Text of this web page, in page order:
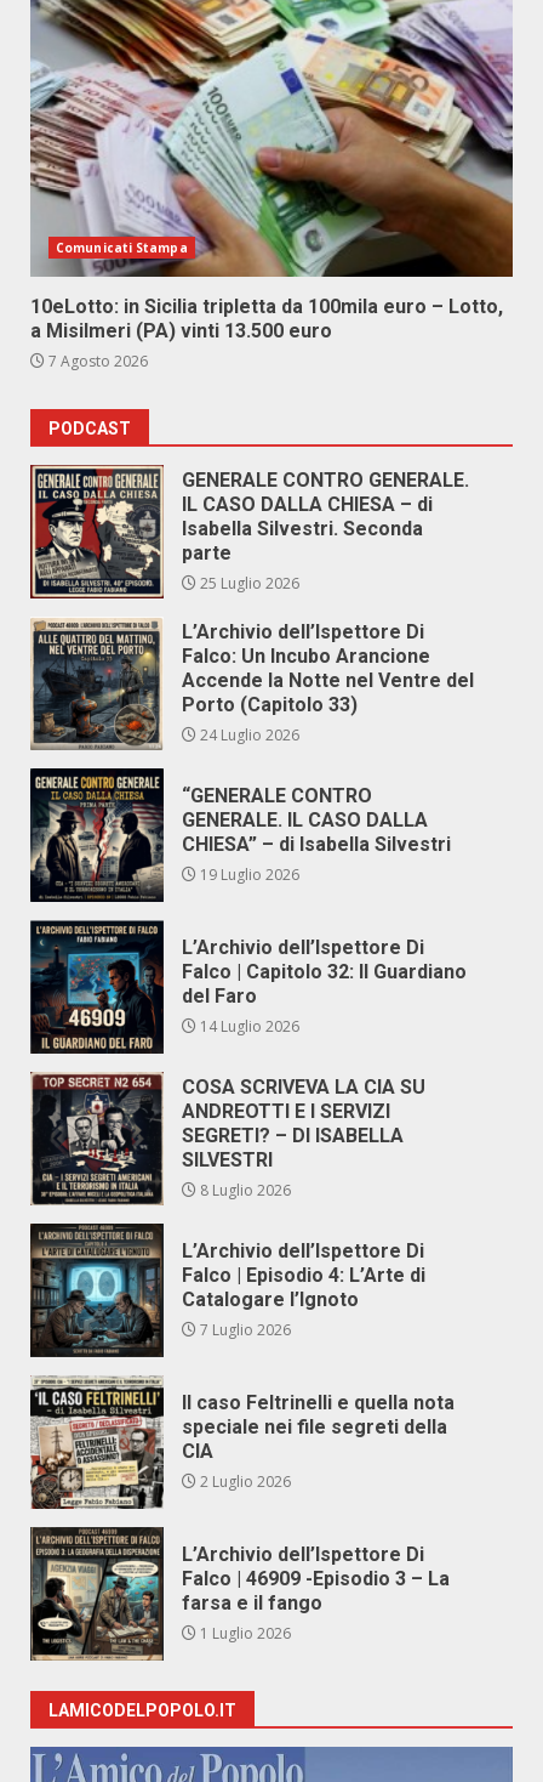
Comunicati Stampa
10eLotto: in Sicilia tripletta da 100mila euro – Lotto,
a Misilmeri (PA) vinti 13.500 euro
7 Agosto 2026
PODCAST
GENERALE CONTRO GENERALE.
IL CASO DALLA CHIESA – di
Isabella Silvestri. Seconda
parte
25 Luglio 2026
L’Archivio dell’Ispettore Di
Falco: Un Incubo Arancione
Accende la Notte nel Ventre del
Porto (Capitolo 33)
24 Luglio 2026
“GENERALE CONTRO
GENERALE. IL CASO DALLA
CHIESA” – di Isabella Silvestri
19 Luglio 2026
L’Archivio dell’Ispettore Di
Falco | Capitolo 32: Il Guardiano
del Faro
14 Luglio 2026
COSA SCRIVEVA LA CIA SU
ANDREOTTI E I SERVIZI
SEGRETI? – DI ISABELLA
SILVESTRI
8 Luglio 2026
L’Archivio dell’Ispettore Di
Falco | Episodio 4: L’Arte di
Catalogare l’Ignoto
7 Luglio 2026
Il caso Feltrinelli e quella nota
speciale nei file segreti della
CIA
2 Luglio 2026
L’Archivio dell’Ispettore Di
Falco | 46909 -Episodio 3 – La
farsa e il fango
1 Luglio 2026
LAMICODELPOPOLO.IT